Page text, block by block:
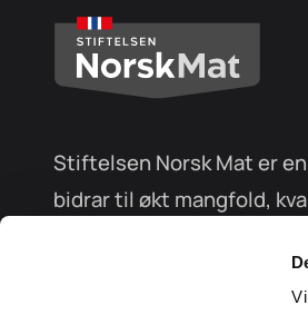
Stiftelsen Norsk Mat er
bidrar til økt mangfold,